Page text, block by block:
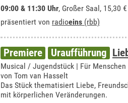
09:00 & 11:30 Uhr, Großer Saal, 15,30
präsentiert von radioeins (rbb)
Premiere Uraufführung
Musical / Jugendstück | Für
von Tom van Hasselt
Das Stück thematisiert Liebe,
mit körperlichen Veränderungen.